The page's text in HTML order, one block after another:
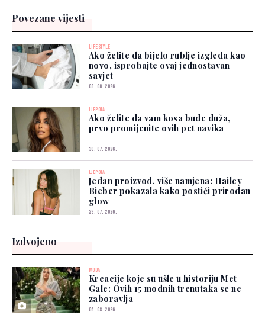
Povezane vijesti
LIFESTYLE
Ako želite da bijelo rublje izgleda kao
novo, isprobajte ovaj jednostavan
savjet
08. 08. 2026.
LJEPOTA
Ako želite da vam kosa bude duža,
prvo promijenite ovih pet navika
30. 07. 2026.
LJEPOTA
Jedan proizvod, više namjena: Hailey
Bieber pokazala kako postići prirodan
glow
29. 07. 2026.
Izdvojeno
MODA
Kreacije koje su ušle u historiju Met
Gale: Ovih 15 modnih trenutaka se ne
zaboravlja
06. 08. 2026.